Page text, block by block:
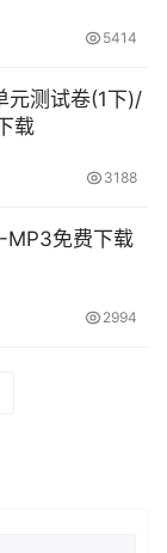
5414
元测试卷(1下)/
载
3188
MP3免费下载
2994